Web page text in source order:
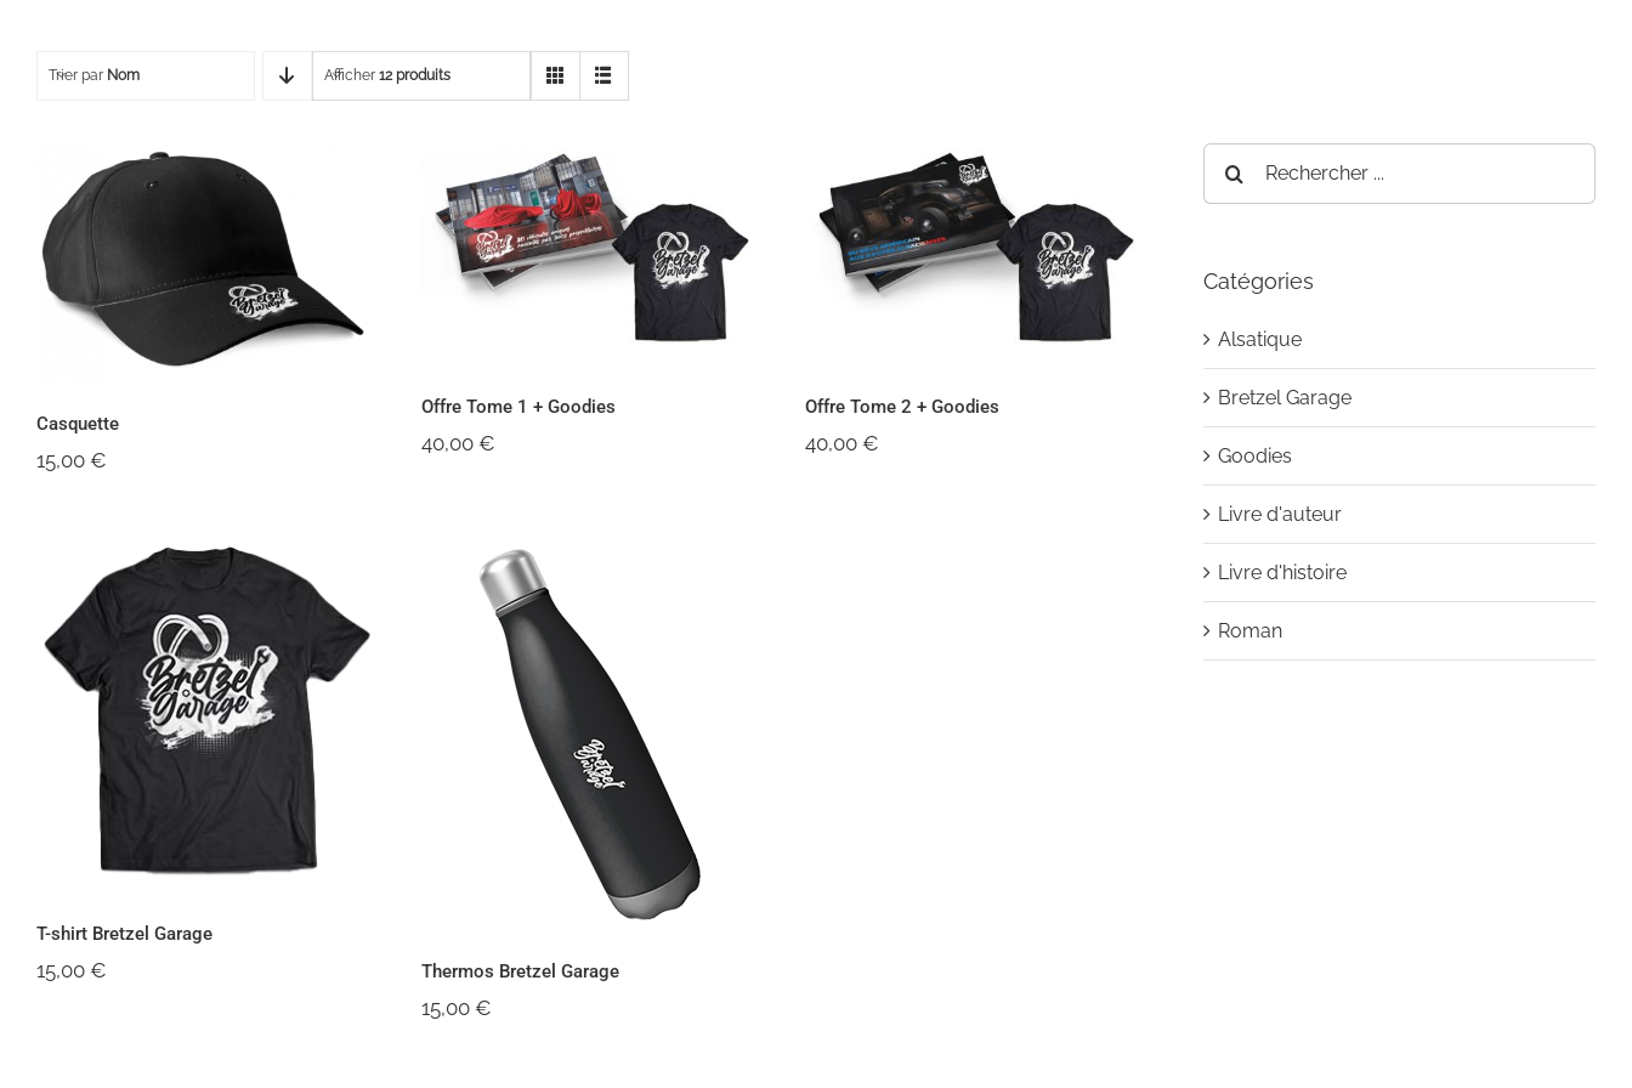
Trier par Nom Afficher 12 produits
Casquette
15,00 €
Offre Tome 1 + Goodies
Offre Tome 1 + Goodies
40,00 €
Offre Tome 2 + Goodies
Offre Tome 2 + Goodies
40,00€
T-shirt Bretzel Garage
T-shirt Bretzel Garage
15,00 €
Thermos Bretzel Garage
Thermos Bretzel Garage
15,00 €
Catégories
Alsatique
Bretzel Garage
Goodies
Livre d'auteur
Livre d'histoire
Roman